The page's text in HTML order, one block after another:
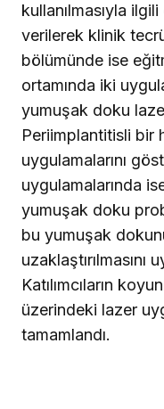
kullanılmasıyla
verilerek klinik
bölümünde ise
ortamında iki
yumuşak doku
Periimplantitisli bir
uygulamalarını
uygulamalarında
yumuşak doku
bu yumuşak
uzaklaştırılmasını
Katılımcıların
üzerindeki lazer
tamamlandı.